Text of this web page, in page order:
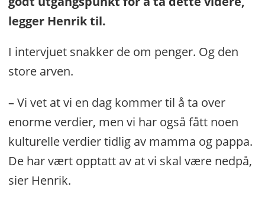
legger Henrik til.
I intervjuet snakker de om penger. Og den
store arven.
– Vi vet at vi en dag kommer til å ta over
enorme verdier, men vi har også fått noen
kulturelle verdier tidlig av mamma og pappa.
De har vært opptatt av at vi skal være nedpå,
sier Henrik.